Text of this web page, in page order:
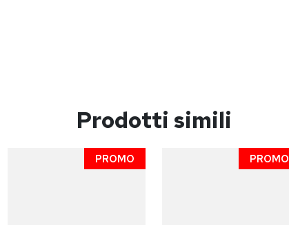
Prodotti simili
PROMO PROMO